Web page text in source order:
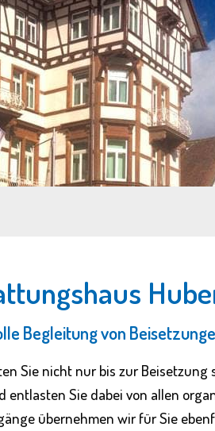
Begleitung von
Sie nicht nur bis zur Beisetzung
entlasten Sie dabei von allen
übernehmen wir für Sie